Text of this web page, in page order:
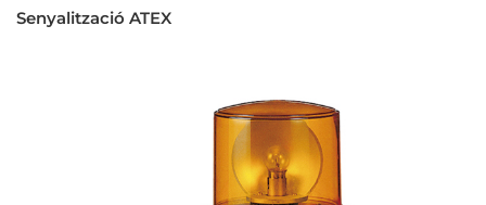
Senyalització ATEX